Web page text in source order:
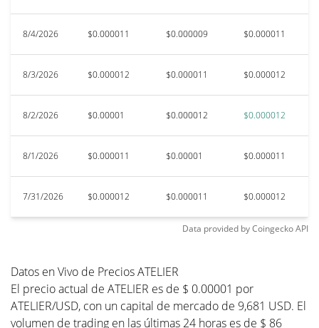
8/4/2026 $0.000011 $0.000009 $0.000011
8/3/2026 $0.000012 $0.000011 $0.000012
8/2/2026 $0.00001 $0.000012 $0.000012
8/1/2026 $0.000011 $0.00001 $0.000011
7/31/2026 $0.000012 $0.000011 $0.000012
Data provided byCoingeckoAPI
Datos en Vivo de Precios ATELIER
El precio actual de ATELIER es de $ 0.00001 por
ATELIER/USD, con un capital de mercado de 9,681 USD. El
volumen de trading en las últimas 24 horas es de $ 86